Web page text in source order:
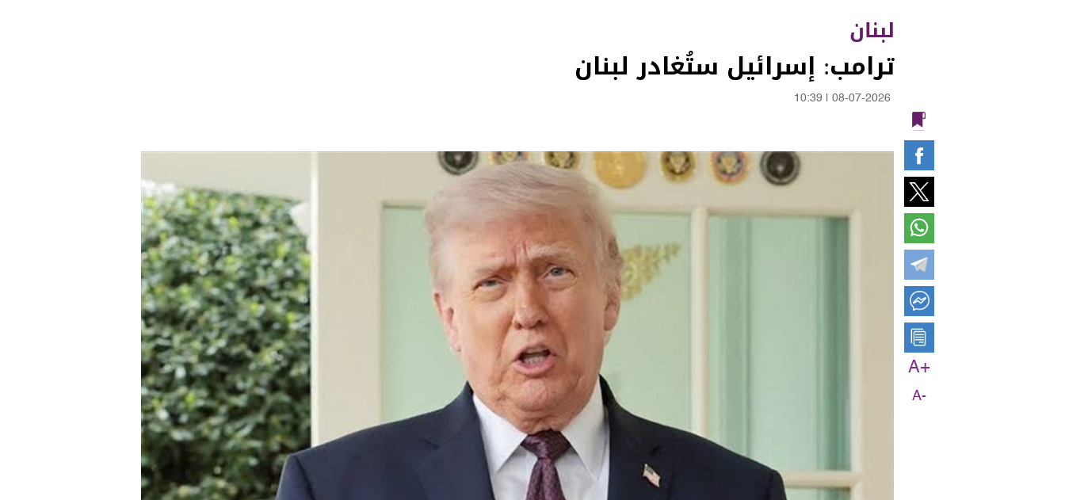
لبنان
ترامب: إسرائيل ستُغادر لبنان
08-07-2026
10:39
A+
A-